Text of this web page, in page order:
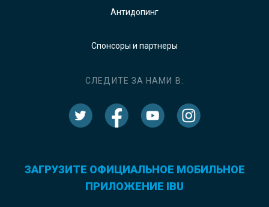
Антидопинг
Спонсоры и партнеры
СЛЕДИТЕ ЗА НАМИ В:
ЗАГРУЗИТЕ ОФИЦИАЛЬНОЕ МОБИЛЬНОЕ
ПРИЛОЖЕНИЕ IBU